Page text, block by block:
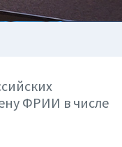
ФРИИ в числе